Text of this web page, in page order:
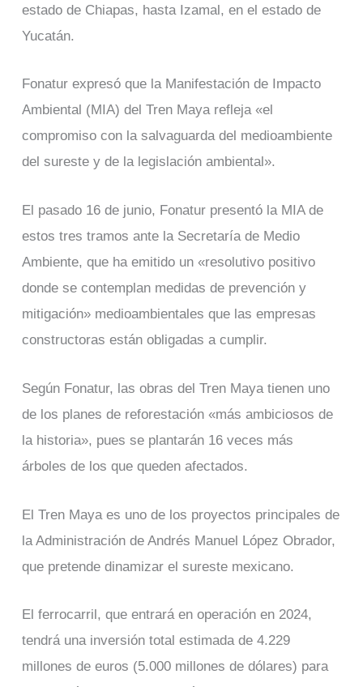
estado de Chiapas, hasta Izamal, en el estado de
Yucatán.
Fonatur expresó que la Manifestación de Impacto
Ambiental (MIA) del Tren Maya refleja «el
compromiso con la salvaguarda del medioambiente
del sureste y de la legislación ambiental».
El pasado 16 de junio, Fonatur presentó la MIA de
estos tres tramos ante la Secretaría de Medio
Ambiente, que ha emitido un «resolutivo positivo
donde se contemplan medidas de prevención y
mitigación» medioambientales que las empresas
constructoras están obligadas a cumplir.
Según Fonatur, las obras del Tren Maya tienen uno
de los planes de reforestación «más ambiciosos de
la historia», pues se plantarán 16 veces más
árboles de los que queden afectados.
El Tren Maya es uno de los proyectos principales de
la Administración de Andrés Manuel López Obrador,
que pretende dinamizar el sureste mexicano.
El ferrocarril, que entrará en operación en 2024,
tendrá una inversión total estimada de 4.229
millones de euros (5.000 millones de dólares) para